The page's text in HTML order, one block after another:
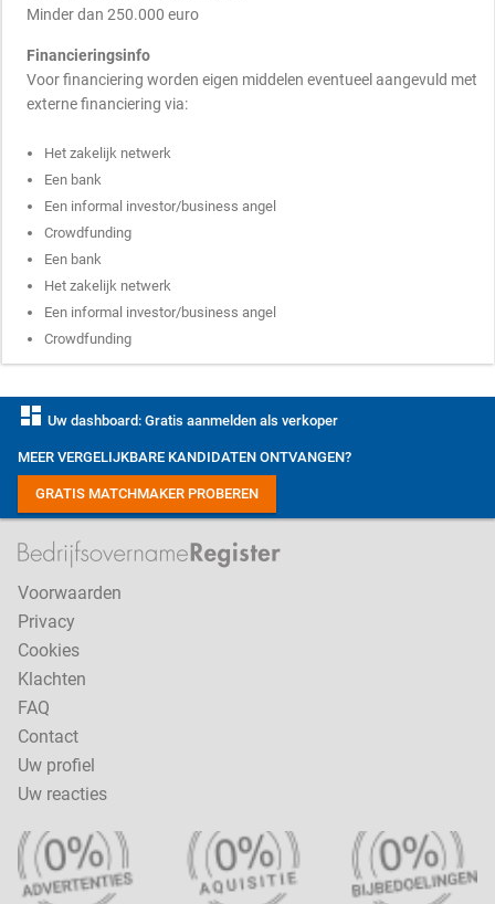
Minder dan 250.000 euro
Financieringsinfo
Voor financiering worden eigen middelen eventueel aangevuld met
externe financiering via:
Het zakelijk netwerk
Een bank
Een informal investor/business angel
Crowdfunding
Een bank
Het zakelijk netwerk
Een informal investor/business angel
Crowdfunding
dashboard Uw dashboard: Gratis aanmelden als verkoper
MEER VERGELIJKBARE KANDIDATEN ONTVANGEN?
GRATIS MATCHMAKER PROBEREN
Voorwaarden
Privacy
Cookies
Klachten
FAQ
Contact
Uw profiel
Uw reacties